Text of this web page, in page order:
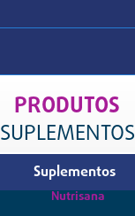
PRODUTOS
SUPLEMENTOS
Suplementos
Nutrisana